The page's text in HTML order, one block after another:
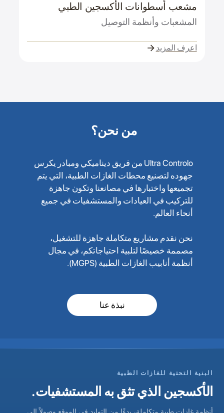
مشعب أسطوانات الأكسجين الطبي
المشعبات وأنظمة التوصيل
اعرف المزيد
من نحن؟
Ultra Controlo من فريق ديناميكي ومبادر يكرس
جهوده لتصنيع محطات الغازات الطبية، التي يتم
تجميعها واختبارها في مصانعنا وتكون جاهزة
للتركيب في العيادات والمستشفيات في جميع
أنحاء العالم.
نحن نقدم مشاريع متكاملة جاهزة للتشغيل،
مصممة خصيصًا لتلبية احتياجاتكم، في مجال
أنظمة أنابيب الغازات الطبية (MGPS).
نبذة عنا
البنية التحتية للغازات الطبية
الأكسجين الذي تثق به المستشفيات.